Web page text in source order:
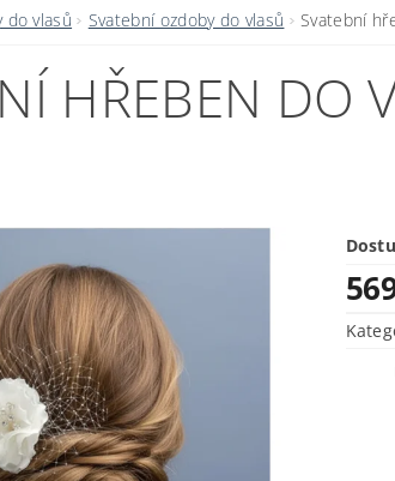
do vlasů Svatební ozdoby do vlasů Svatební
HŘEBEN DO